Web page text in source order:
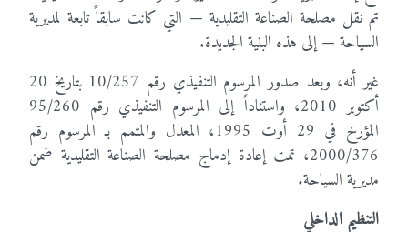
تم نقل مصلحة الصناعة التقليدية — التي كانت سابقاً تابعة لمديرية
السياحة — إلى هذه البنية الجديدة.
غير أنه، وبعد صدور المرسوم التنفيذي رقم 10/257 بتاريخ 20
أكتوبر 2010، واستناداً إلى المرسوم التنفيذي رقم 95/260
المؤرخ في 29 أوت 1995، المعدل والمتمم بـ المرسوم رقم
2000/376، تمت إعادة إدماج مصلحة الصناعة التقليدية ضمن
مديرية السياحة.
التنظيم الداخلي